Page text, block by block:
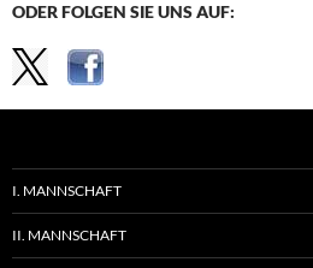
ODER FOLGEN SIE UNS AUF:
I. MANNSCHAFT
II. MANNSCHAFT